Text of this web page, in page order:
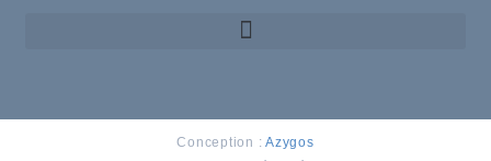
Conception :Azygos